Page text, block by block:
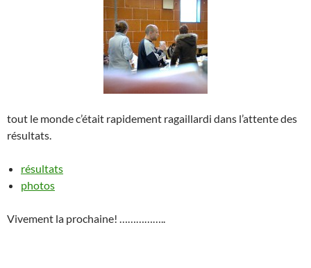
tout le monde c’était rapidement ragaillardi dans l’attente des
résultats.
résultats
photos
Vivement la prochaine! ……………..